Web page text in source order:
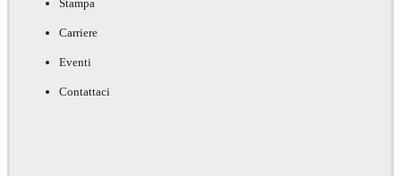
Stampa
Carriere
Eventi
Contattaci